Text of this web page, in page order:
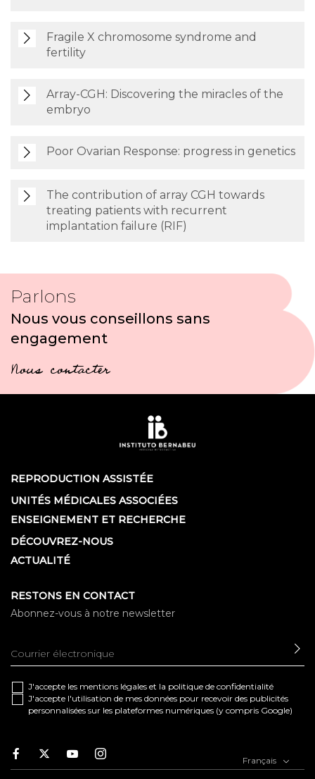
Fragile X chromosome syndrome and
fertility
Array-CGH: Discovering the miracles of the
embryo
Poor Ovarian Response: progress in genetics
The contribution of array CGH towards
treating patients with recurrent
implantation failure (RIF)
Parlons
Nous vous conseillons sans
engagement
Nous contacter
REPRODUCTION ASSISTÉE
UNITÉS MÉDICALES ASSOCIÉES
ENSEIGNEMENT ET RECHERCHE
DÉCOUVREZ-NOUS
ACTUALITÉ
RESTONS EN CONTACT
Abonnez-vous à notre newsletter
J'accepte les mentions légales et la politique de confidentialité
J'accepte l'utilisation de mes données pour recevoir des publicités
personnalisées sur les plateformes numériques (y compris Google)
Facebook
TwitterYoutubeInstagram Français